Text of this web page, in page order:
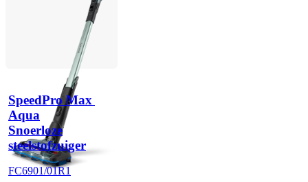
SpeedPro Max
Aqua
Snoerloze
steelstofzuiger
FC6901/01R1